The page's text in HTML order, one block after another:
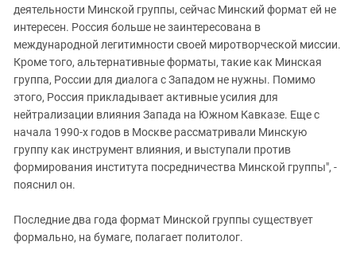
деятельности Минской группы, сейчас Минский формат ей не
интересен. Россия больше не заинтересована в
международной легитимности своей миротворческой миссии.
Кроме того, альтернативные форматы, такие как Минская
группа, России для диалога с Западом не нужны. Помимо
этого, Россия прикладывает активные усилия для
нейтрализации влияния Запада на Южном Кавказе. Еще с
начала 1990-х годов в Москве рассматривали Минскую
группу как инструмент влияния, и выступали против
формирования института посредничества Минской группы", -
пояснил он.
Последние два года формат Минской группы существует
формально, на бумаге, полагает политолог.